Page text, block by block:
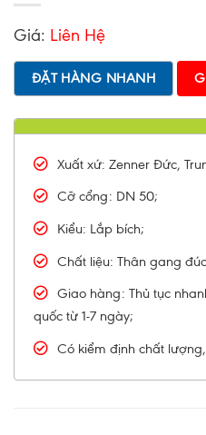
Giá: Liên Hệ
ĐẶT HÀNG NHANH
Xuất xứ: Zenner Đức,
Cỡ cổng: DN 50;
Kiểu: Lắp bích;
Chất liệu: Thân gang
Giao hàng: Thủ tục
quốc từ 1-7 ngày;
Có kiểm định chất